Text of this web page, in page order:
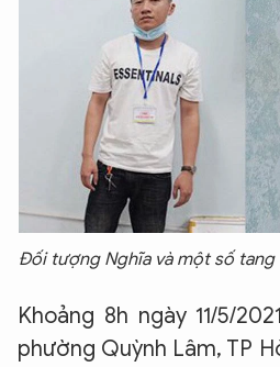
Đối tượng Nghĩa và một số tang
Khoảng 8h ngày 11/5/
phường Quỳnh Lâm, TP